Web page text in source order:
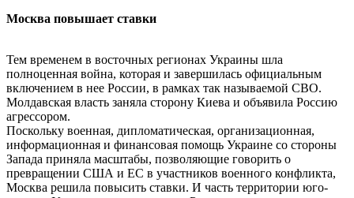
Москва повышает ставки
Тем временем в восточных регионах Украины шла
полноценная война, которая и завершилась официальным
включением в нее России, в рамках так называемой СВО.
Молдавская власть заняла сторону Киева и объявила Россию
агрессором.
Поскольку военная, дипломатическая, организационная,
информационная и финансовая помощь Украине со стороны
Запада приняла масштабы, позволяющие говорить о
превращении США и ЕС в участников военного конфликта,
Москва решила повысить ставки. И часть территории юго-